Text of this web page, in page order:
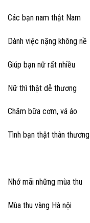
Các bạn nam thật Nam
Dành việc nặng không nề
Giúp bạn nữ rất nhiều
Nữ thì thật dễ thương
Chăm bữa cơm, vá áo
Tình bạn thật thân thương
Nhớ mãi những mùa thu
Mùa thu vàng Hà nội